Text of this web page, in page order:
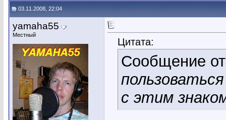
03.11.2008, 22:04
yamaha55
Местный
Цитата:
Сообщение
с этим